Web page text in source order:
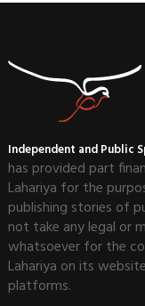
Independent and Public
has provided part
Lahariya for the
publishing stories of
not take any legal or
whatsoever for the
Lahariya on its
platforms.